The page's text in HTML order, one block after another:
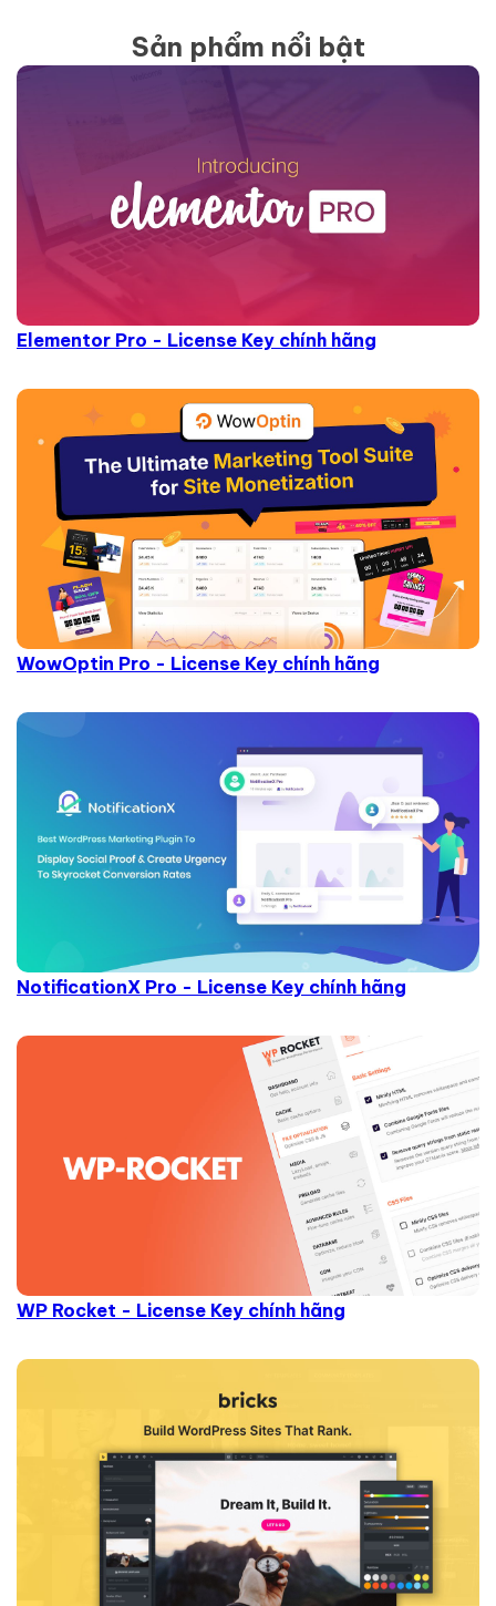
Sản phẩm nổi bật
Elementor Pro - License Key chính hãng
WowOptin Pro - License Key chính hãng
NotificationX Pro - License Key chính hãng
WP Rocket - License Key chính hãng